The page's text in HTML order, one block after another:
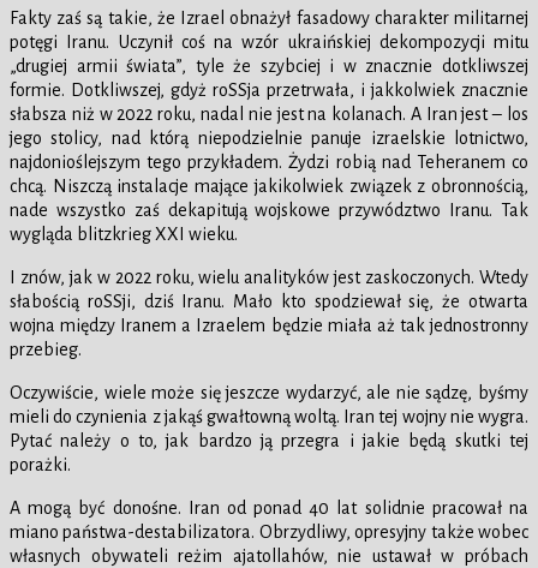
Fakty zaś są takie, że Izrael obnażył fasadowy charakter militarnej
potęgi Iranu. Uczynił coś na wzór ukraińskiej dekompozycji mitu
„drugiej armii świata”, tyle że szybciej i w znacznie dotkliwszej
formie. Dotkliwszej, gdyż roSSja przetrwała, i jakkolwiek znacznie
słabsza niż w 2022 roku, nadal nie jest na kolanach. A Iran jest – los
jego stolicy, nad którą niepodzielnie panuje izraelskie lotnictwo,
najdonioślejszym tego przykładem. Żydzi robią nad Teheranem co
chcą. Niszczą instalacje mające jakikolwiek związek z obronnością,
nade wszystko zaś dekapitują wojskowe przywództwo Iranu. Tak
wygląda blitzkrieg XXI wieku.
I znów, jak w 2022 roku, wielu analityków jest zaskoczonych. Wtedy
słabością roSSji, dziś Iranu. Mało kto spodziewał się, że otwarta
wojna między Iranem a Izraelem będzie miała aż tak jednostronny
przebieg.
Oczywiście, wiele może się jeszcze wydarzyć, ale nie sądzę, byśmy
mieli do czynienia z jakąś gwałtowną woltą. Iran tej wojny nie wygra.
Pytać należy o to, jak bardzo ją przegra i jakie będą skutki tej
porażki.
A mogą być donośne. Iran od ponad 40 lat solidnie pracował na
miano państwa-destabilizatora. Obrzydliwy, opresyjny także wobec
własnych obywateli reżim ajatollahów, nie ustawał w próbach